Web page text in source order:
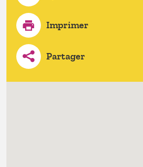
Imprimer
Partager